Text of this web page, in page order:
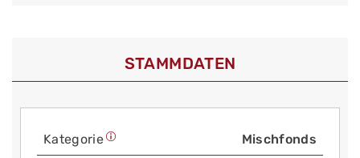
STAMMDATEN
Kategorie Mischfonds